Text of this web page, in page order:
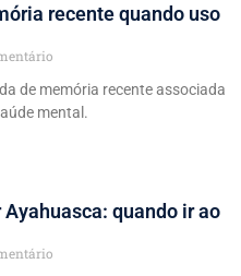
recente quando uso
de memória recente associada
mental.
quando ir ao